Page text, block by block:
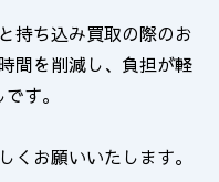
持ち込み買取の際のお
間を削減し、負担が軽
す。
くお願いいたします。